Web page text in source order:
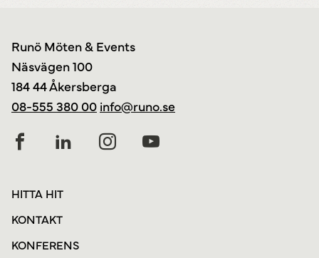
Runö Möten & Events
Näsvägen 100
184 44 Åkersberga
08-555 380 00 info@runo.se
HITTA HIT
KONTAKT
KONFERENS